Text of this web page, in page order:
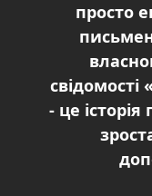
просто
- це